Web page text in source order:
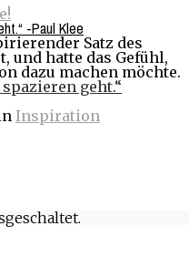
-Paul Klee
Satz des
und hatte das Gefühl,
dazu machen möchte.
Inspiration